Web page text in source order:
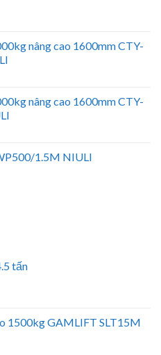
nâng cao 1600mm CTY-
nâng cao 1600mm CTY-
1.5M NIULI
tấn
1500kg GAMLIFT SLT15M